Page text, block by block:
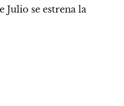
Julio se estrena la